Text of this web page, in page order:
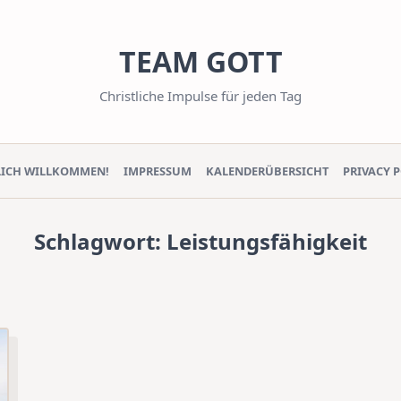
TEAM GOTT
Christliche Impulse für jeden Tag
WILLKOMMEN! IMPRESSUM KALENDERÜBERSICHT PRIVACY
Schlagwort: Leistungsfähigkeit